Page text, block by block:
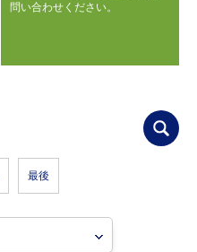
問い合わせください。
最後